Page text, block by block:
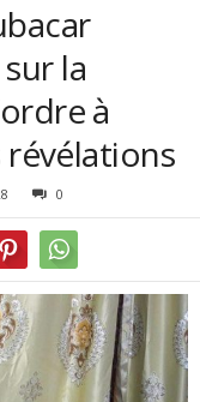
la
à
révélations
0